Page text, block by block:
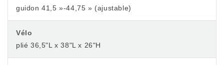
guidon 41,5 »-44,75 » (ajustable)
Vélo
plié 36,5"L x 38"L x 26"H